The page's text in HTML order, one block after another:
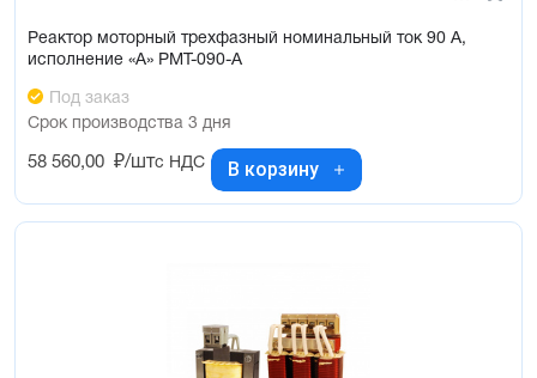
Реактор моторный трехфазный номинальный ток 90 А,
исполнение «А» РМТ-090-А
Под заказ
Срок производства 3 дня
58 560,00 ₽/штс НДС В корзину